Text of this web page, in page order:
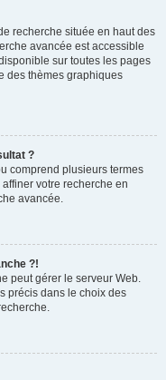
recherche située en haut des
avancée est accessible
sur toutes les pages
des thèmes graphiques
?
comprend plusieurs termes
votre recherche en
avancée.
?!
peut gérer le serveur Web.
précis dans le choix des